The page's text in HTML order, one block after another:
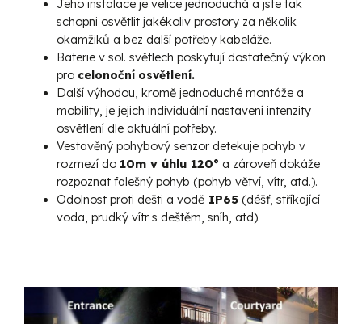
Jeho instalace je velice jednoduchá a jste tak
schopni osvětlit jakékoliv prostory za několik
okamžiků a bez další potřeby kabeláže.
Baterie v sol. světlech poskytují dostatečný výkon
pro celonoční osvětlení.
Další výhodou, kromě jednoduché montáže a
mobility, je jejich individuální nastavení intenzity
osvětlení dle aktuální potřeby.
Vestavěný pohybový senzor detekuje pohyb v
rozmezí do 10m v úhlu 120° a zároveň dokáže
rozpoznat falešný pohyb (pohyb větví, vítr, atd.).
Odolnost proti dešti a vodě IP65 (déšť, stříkající
voda, prudký vítr s deštěm, sníh, atd).